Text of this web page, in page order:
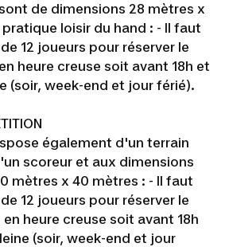
de dimensions 28 mètres x
loisir du hand : - Il faut
12 joueurs pour réserver le
heure creuse soit avant 18h et
(soir, week-end et jour férié).
également d'un terrain
scoreur et aux dimensions
mètres x 40 mètres : - Il faut
12 joueurs pour réserver le
heure creuse soit avant 18h
(soir, week-end et jour